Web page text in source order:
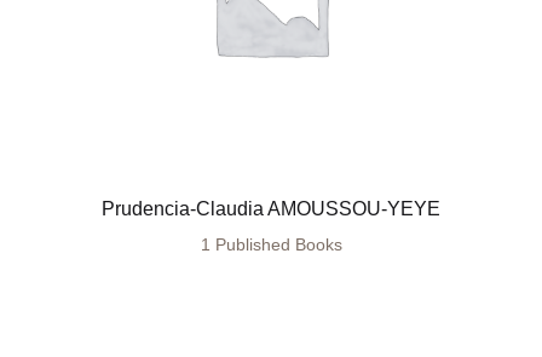
Prudencia-Claudia AMOUSSOU-YEYE
1 Published Books